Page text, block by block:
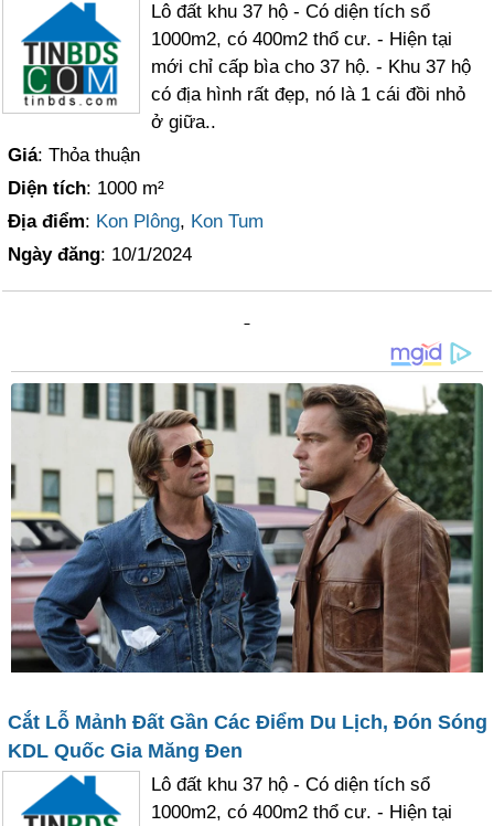
Lô đất khu 37 hộ - Có diện tích sổ
1000m2, có 400m2 thổ cư. - Hiện tại
mới chỉ cấp bìa cho 37 hộ. - Khu 37 hộ
có địa hình rất đẹp, nó là 1 cái đồi nhỏ
ở giữa..
Giá: Thỏa thuận
Diện tích: 1000 m²
Địa điểm: Kon Plông, Kon Tum
Ngày đăng: 10/1/2024
Cắt Lỗ Mảnh Đất Gần Các Điểm Du Lịch, Đón Sóng
KDL Quốc Gia Măng Đen
Lô đất khu 37 hộ - Có diện tích sổ
1000m2, có 400m2 thổ cư. - Hiện tại